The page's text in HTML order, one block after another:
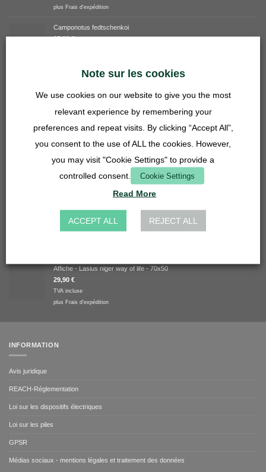
plus Frais d'expédition
Camponotus fedtschenkoi
25,13€
Tuyau transparent 20/16 mm
TVA incluse
plus
Frais d'expédition
LES PLUS RÉCENTS
Weiße, glänzende Tasse
- 12,50€
14,90 €
Affiche - Lasius niger way of life - 70x50
29,90 €
TVA incluse
plus Frais d'expédition
INFORMATION
Avis juridique
REACH-Réglementation
Loi sur les dispositifs électriques
Loi sur les piles
GPSR
Médias sociaux - mentions légales et traitement des données
Note sur les cookies
We use cookies on our website to give you the most
relevant experience by remembering your
preferences and repeat visits. By clicking “Accept All”,
you consent to the use of ALL the cookies. However,
you may visit "Cookie Settings" to provide a
controlled consent.
Cookie Settings
Read More
ACCEPT ALL REJECT ALL